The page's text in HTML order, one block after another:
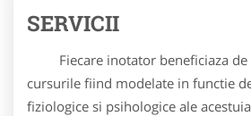
SERVICII
Fiecare inotator beneficiaza de
cursurile fiind modelate in functie
fiziologice si psihologice ale